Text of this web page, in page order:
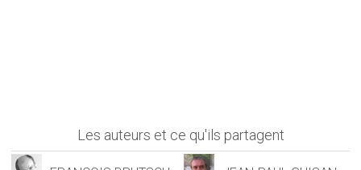
Les auteurs et ce qu'ils partagent